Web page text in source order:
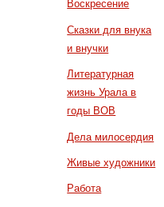
Воскресение
Сказки для внука
и внучки
Литературная
жизнь Урала в
годы ВОВ
Дела милосердия
Живые художники
Работа